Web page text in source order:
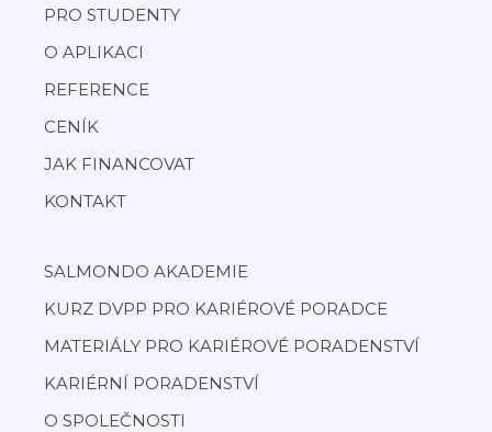
PRO STUDENTY
O APLIKACI
REFERENCE
CENÍK
JAK FINANCOVAT
KONTAKT
SALMONDO AKADEMIE
KURZ DVPP PRO KARIÉROVÉ PORADCE
MATERIÁLY PRO KARIÉROVÉ PORADENSTVÍ
KARIÉRNÍ PORADENSTVÍ
O SPOLEČNOSTI